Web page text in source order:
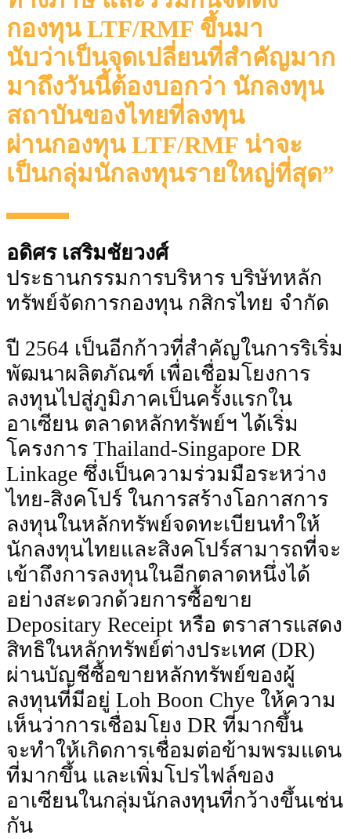
กองทุน LTF/RMF ขึ้นมา
นับว่าเป็นจุดเปลี่ยนที่สําคัญมาก
มาถึงวันนี้ต้องบอกว่า นักลงทุน
สถาบันของไทยที่ลงทุน
ผ่านกองทุน LTF/RMF น่าจะ
เป็นกลุ่มนักลงทุนรายใหญ่ที่สุด”
อดิศร เสริมชัยวงศ์
ประธานกรรมการบริหาร บริษัทหลัก
ทรัพย์จัดการกองทุน กสิกรไทย จํากัด
ปี 2564 เป็นอีกก้าวที่สําคัญในการริเริ่ม
พัฒนาผลิตภัณฑ์ เพื่อเชื่อมโยงการ
ลงทุนไปสู่ภูมิภาคเป็นครั้งแรกใน
อาเซียน ตลาดหลักทรัพย์ฯ ได้เริ่ม
โครงการ Thailand-Singapore DR
Linkage ซึ่งเป็นความร่วมมือระหว่าง
ไทย-สิงคโปร์ ในการสร้างโอกาสการ
ลงทุนในหลักทรัพย์จดทะเบียนทําให้
นักลงทุนไทยและสิงคโปร์สามารถที่จะ
เข้าถึงการลงทุนในอีกตลาดหนึ่งได้
อย่างสะดวกด้วยการซื้อขาย
Depositary Receipt หรือ ตราสารแสดง
สิทธิในหลักทรัพย์ต่างประเทศ (DR)
ผ่านบัญชีซื้อขายหลักทรัพย์ของผู้
ลงทุนที่มีอยู่ Loh Boon Chye ให้ความ
เห็นว่าการเชื่อมโยง DR ที่มากขึ้น
จะทําให้เกิดการเชื่อมต่อข้ามพรมแดน
ที่มากขึ้น และเพิ่มโปรไฟล์ของ
อาเซียนในกลุ่มนักลงทุนที่กว้างขึ้นเช่น
กัน